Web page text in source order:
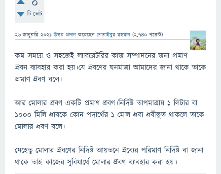
টি ভোট
26 জানুয়ারি 2021 উত্তর প্রদান করেছেন শোয়াইবুর রহমান (2,740 পয়েন্ট)
কম সময়ে ও সহজেই ল্যাবরেটরির কাজ সম্পাদনের জন্য প্রমাণ
দ্রবন ব্যাবহার করা হয়।যে দ্রবণের ঘনমাত্রা আমাদের জানা থাকে তাকে
প্রমাণ দ্রবণ বলে।
আর মোলার দ্রবণ একটি প্রমাণ দ্রবণ।নির্দিষ্ট তাপমাত্রায় 1 লিটার বা
1000 মিলি দ্রাবকে কোন পদার্থের 1 মোল দ্রব্য দ্রবীভূত থাকলে তাকে
মোলার দ্রবণ বলে।
যেহেতু মোলার দ্রবণের নিদিষ্ট আয়তনে দ্রব্যের পরিমাণ নির্দিষ্ট বা জানা
থাকে তাই কাজের সুবিধার্থে মোলার দ্রবণ ব্যাবহার করা হয়।